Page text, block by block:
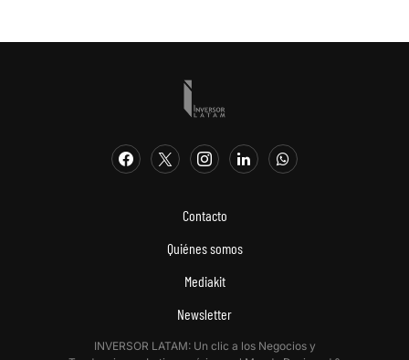
Contacto
Quiénes somos
Mediakit
Newsletter
INVERSOR LATAM: Un clic a los Negocios y